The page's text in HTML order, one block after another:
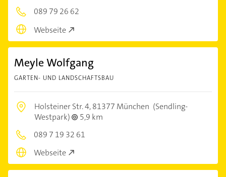
089 79 26 62
Webseite
Meyle Wolfgang
GARTEN- UND LANDSCHAFTSBAU
Holsteiner Str. 4,81377 München (Sendling-
Westpark)
5,9 km
089 7 19 32 61
Webseite